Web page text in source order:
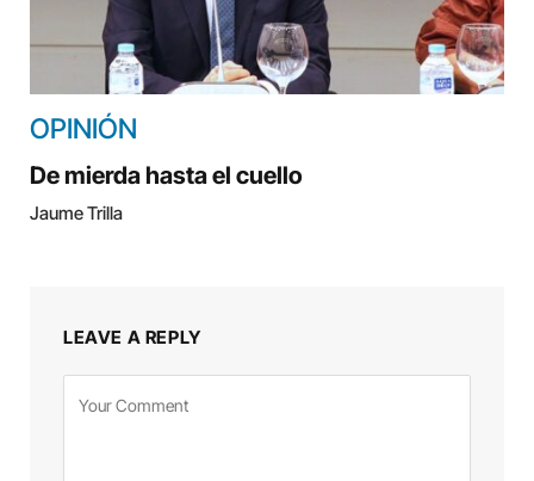
OPINIÓN
De mierda hasta el cuello
Jaume Trilla
LEAVE A REPLY